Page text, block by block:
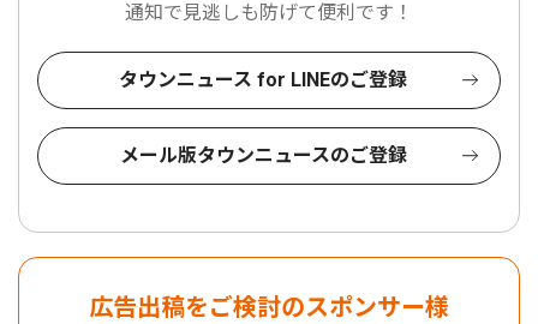
通知で見逃しも防げて便利です！
タウンニュース for LINEのご登録
メール版タウンニュースのご登録
広告出稿をご検討のスポンサー様